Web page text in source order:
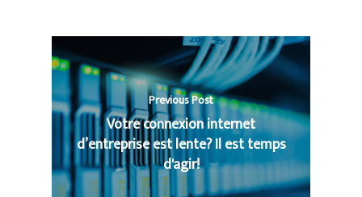
Previous Post
Votre connexion internet
d’entreprise est lente? Il est temps
d'agir!